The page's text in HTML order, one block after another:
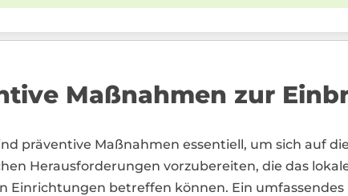
Maßnahmen zur
präventive Maßnahmen essentiell, um sich auf die
Herausforderungen vorzubereiten, die das
Einrichtungen betreffen können. Ein umfassendes